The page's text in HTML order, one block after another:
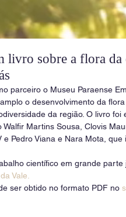
sobre a flora da
parceiro o Museu Paraense
o desenvolvimento da
da região. O livro
Martins Sousa, Clovis
Pedro Viana e Nara Mota,
científico em grande
Vale.
ser obtido no formato PDF no